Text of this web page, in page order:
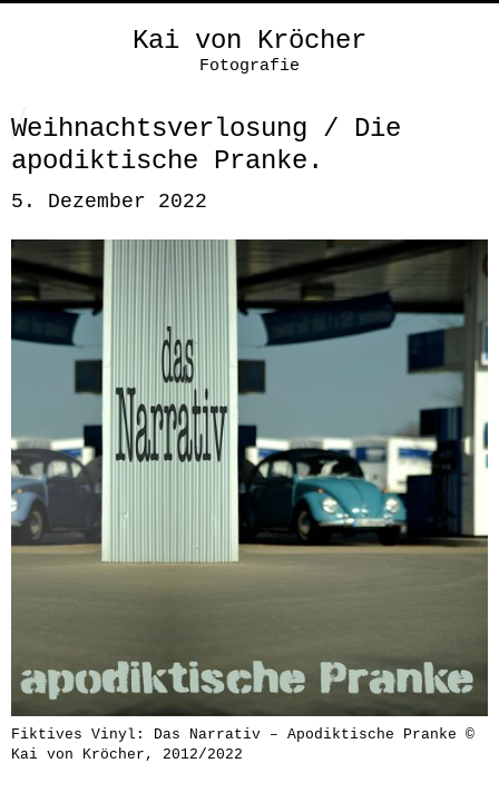
Kai von Kröcher
Fotografie
Weihnachtsverlosung / Die
apodiktische Pranke.
5. Dezember 2022
Fiktives Vinyl: Das Narrativ – Apodiktische Pranke ©
Kai von Kröcher, 2012/2022